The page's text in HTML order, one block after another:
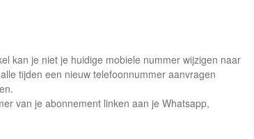
kan je niet je huidige mobiele nummer wijzigen naar
tijden een nieuw telefoonnummer aanvragen
van je abonnement linken aan je Whatsapp,